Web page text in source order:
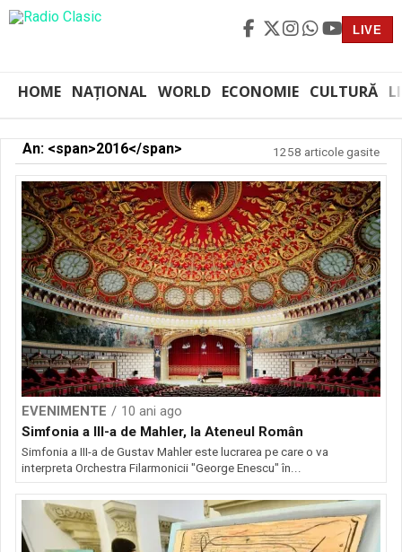
LIVE
HOME NAȚIONAL WORLD ECONOMIE CULTURĂ
An: <span>2016</span> 1258 articole gasite
EVENIMENTE
10 ani ago
Simfonia a III-a de Mahler, la Ateneul Român
Simfonia a III-a de Gustav Mahler este lucrarea pe care o va
interpreta Orchestra Filarmonicii "George Enescu" în...